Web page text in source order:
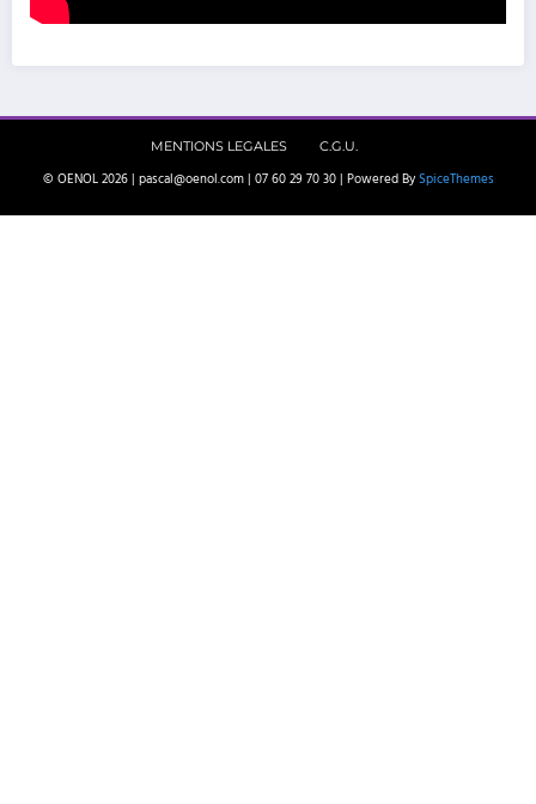
MENTIONS LEGALES C.G.U.
© OENOL 2026 | pascal@oenol.com | 07 60 29 70 30 | Powered By SpiceThemes